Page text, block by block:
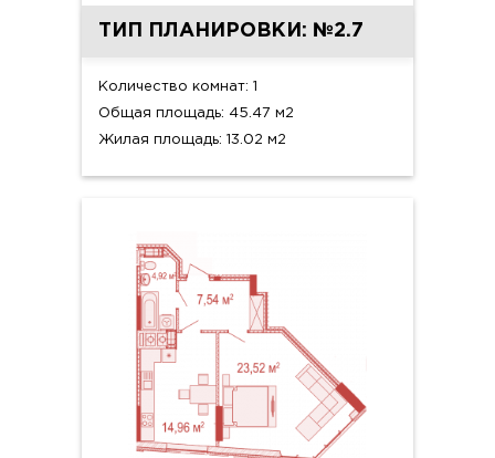
ТИП ПЛАНИРОВКИ: №2.7
Количество комнат: 1
Общая площадь: 45.47 м2
Жилая площадь: 13.02 м2